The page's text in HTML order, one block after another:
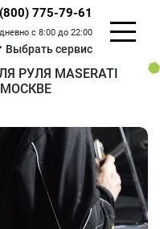
775-79-61
с 8:00 до 22:00
Выбрать сервис
РУЛЯ MASERATI